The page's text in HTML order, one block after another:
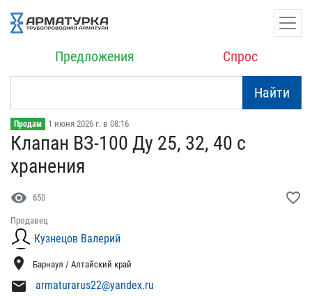
Предложения Спрос
Найти
Продам 1 июня 2026 г. в 08:16
Клапан ВЗ-100 Ду 25, 32,​ 40 с
хранения
visibility 650 favorite_border
Продавец
Кузнецов Валерий
location_on Барнаул / Алтайский край
mail armaturarus22@yandex.ru